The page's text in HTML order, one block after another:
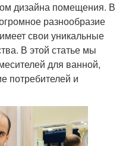
дизайна помещения. В
разнообразие
свои уникальные
В этой статье мы
для ванной,
потребителей и